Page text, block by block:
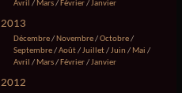
Avril / Mars/ Février/Janvier
2013
Décembre/ Novembre/Octobre/
Septembre/Août/Juillet/Juin / Mai /
Avril / Mars/ Février/Janvier
2012